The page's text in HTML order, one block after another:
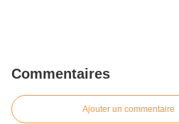
Commentaires
Ajouter un commentaire